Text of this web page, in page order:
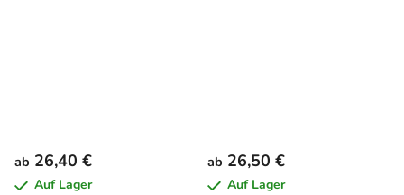
ab 26,40 €
Auf Lager
ab 26,50 €
Auf Lager